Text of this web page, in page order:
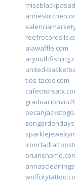
alawaffle.com
united-
tios-tacos.com
cafecito-